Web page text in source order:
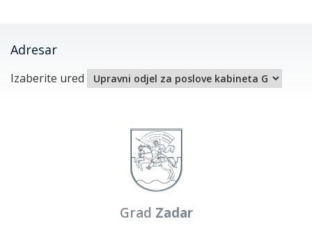
Adresar
Izaberite ured
Grad Zadar